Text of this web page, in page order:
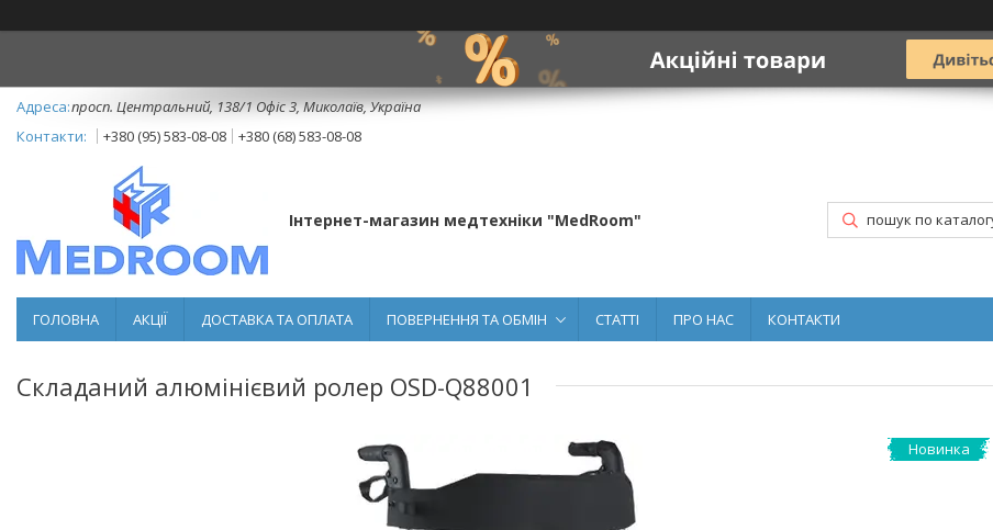
просп. Центральний, 138/1 Офіс 3, Миколаїв, Україна
+380 (95) 583-08-08
+380 (68) 583-08-08
Інтернет-магазин медтехніки "MedRoom"
ГОЛОВНА АКЦІЇ ДОСТАВКА ТА ОПЛАТА ПОВЕРНЕННЯ ТА ОБМІН СТАТТІ ПРО НАС КОНТАКТИ
Складаний алюмінієвий ролер OSD-Q88001
Новинка